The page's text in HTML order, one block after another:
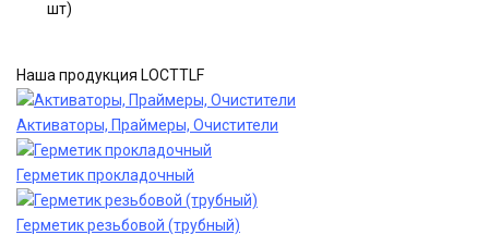
шт)
Наша продукция LOCTTLF
Активаторы, Праймеры, Очистители
Герметик прокладочный
Герметик резьбовой (трубный)